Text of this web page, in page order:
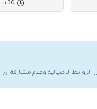
30 يناير 2025
الاحتيالية وعدم مشاركة